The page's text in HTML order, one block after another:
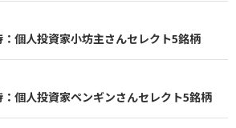
：個人投資家小坊主さんセレクト5銘柄
：個人投資家ペンギンさんセレクト5銘柄